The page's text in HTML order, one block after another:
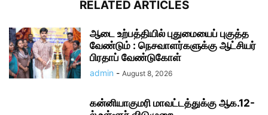
RELATED ARTICLES
ஆடை உற்பத்தியில் புதுமையைப் புகுத்த
வேண்டும் : நெசவாளர்களுக்கு ஆட்சியர்
பிரதாப் வேண்டுகோள்
admin - August 8, 2026
கன்னியாகுமரி மாவட்டத்துக்கு ஆக.12-